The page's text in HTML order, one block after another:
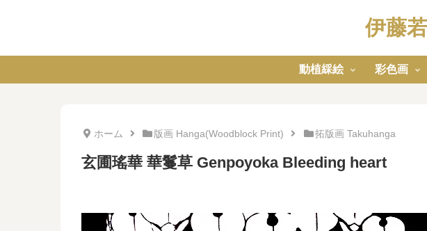
伊藤
動植綵絵 彩色画
ホーム 版画 Hanga(Woodblock Print) 拓版画 Takuhanga
玄圃瑤華 華鬘草 Genpoyoka Bleeding heart